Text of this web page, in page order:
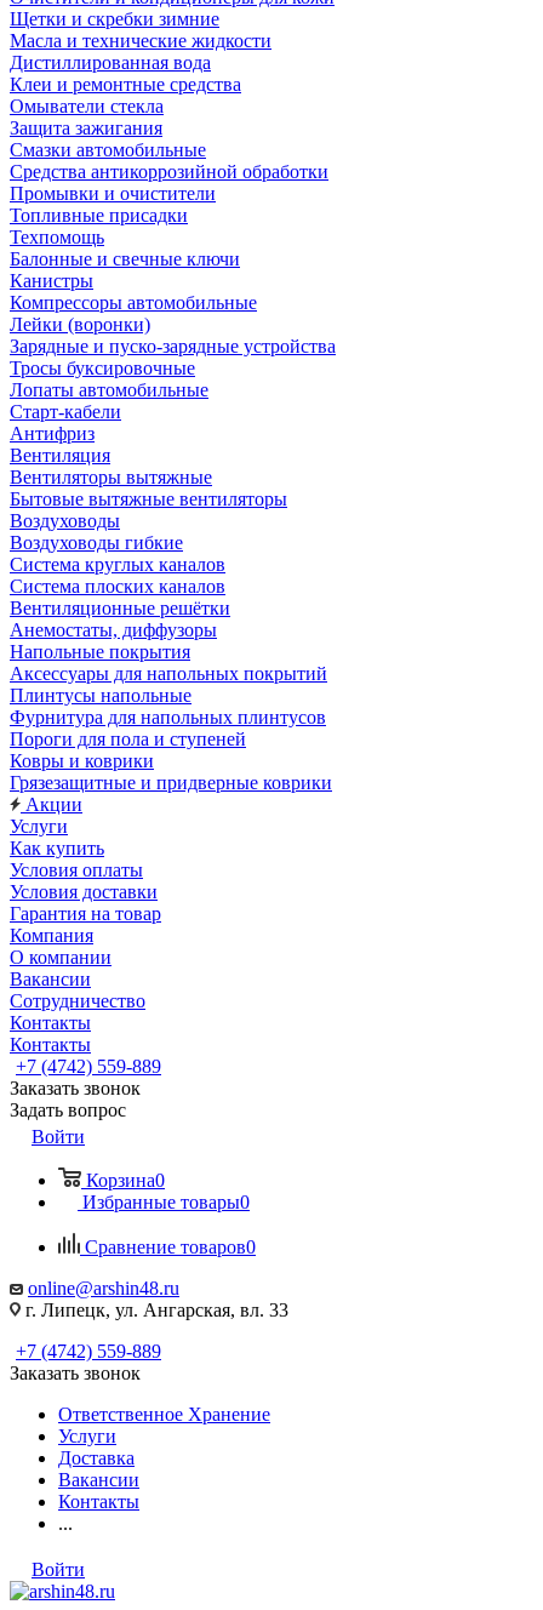
Щетки и скребки зимние
Масла и технические жидкости
Дистиллированная вода
Клеи и ремонтные средства
Омыватели стекла
Защита зажигания
Смазки автомобильные
Средства антикоррозийной обработки
Промывки и очистители
Топливные присадки
Техпомощь
Балонные и свечные ключи
Канистры
Компрессоры автомобильные
Лейки (воронки)
Зарядные и пуско-зарядные устройства
Тросы буксировочные
Лопаты автомобильные
Старт-кабели
Антифриз
Вентиляция
Вентиляторы вытяжные
Бытовые вытяжные вентиляторы
Воздуховоды
Воздуховоды гибкие
Система круглых каналов
Система плоских каналов
Вентиляционные решётки
Анемостаты, диффузоры
Напольные покрытия
Аксессуары для напольных покрытий
Плинтусы напольные
Фурнитура для напольных плинтусов
Пороги для пола и ступеней
Ковры и коврики
Грязезащитные и придверные коврики
Акции
Услуги
Как купить
Условия оплаты
Условия доставки
Гарантия на товар
Компания
О компании
Вакансии
Сотрудничество
Контакты
Контакты
+7 (4742) 559-889
Заказать звонок
Задать вопрос
Войти
Корзина0
Избранные товары0
Сравнение товаров0
online@arshin48.ru
г. Липецк, ул. Ангарская, вл. 33
+7 (4742) 559-889
Заказать звонок
Ответственное Хранение
Услуги
Доставка
Вакансии
Контакты
...
Войти